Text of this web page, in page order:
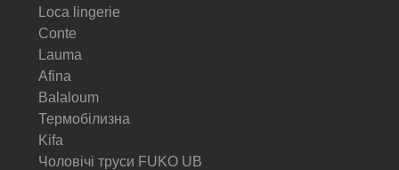
Loca lingerie
Conte
Lauma
Afina
Balaloum
Термобілизна
Kifa
Чоловічі труси FUKO UB